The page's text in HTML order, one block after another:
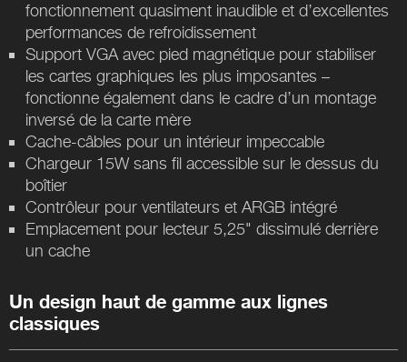
fonctionnement quasiment inaudible et d’excellentes
performances de refroidissement
Support VGA avec pied magnétique pour stabiliser
les cartes graphiques les plus imposantes –
fonctionne également dans le cadre d’un montage
inversé de la carte mère
Cache-câbles pour un intérieur impeccable
Chargeur 15W sans fil accessible sur le dessus du
boîtier
Contrôleur pour ventilateurs et ARGB intégré
Emplacement pour lecteur 5,25" dissimulé derrière
un cache
Un design haut de gamme aux lignes
classiques